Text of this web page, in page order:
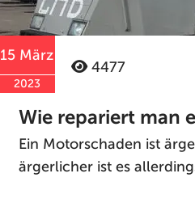
15 März
2023
4477
Wie repariert man
Ein Motorschaden ist
ärgerlicher ist es